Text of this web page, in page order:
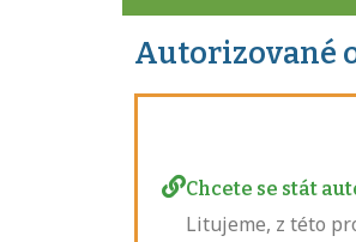
Autorizované
Chcete se stát
Litujeme, z této